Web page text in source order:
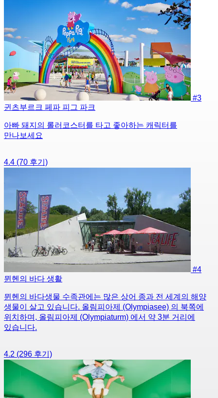
#3
귄츠부르크 페파 피그 파크
아빠 돼지의 롤러코스터를 타고 좋아하는 캐릭터를
만나보세요
4.4 (70 후기)
#4
뮌헨의 바다 생활
뮌헨의 바다생물 수족관에는 많은 상어 종과 전 세계의 해양
생물이 살고 있습니다. 올림피아제 (Olympiasee) 의 북쪽에
위치하며, 올림피아제 (Olympiaturm) 에서 약 3분 거리에
있습니다.
4.2 (296 후기)